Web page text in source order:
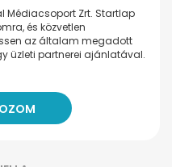
Médiacsoport Zrt. Startlap
és közvetlen
az általam megadott
üzleti partnerei ajánlatával.